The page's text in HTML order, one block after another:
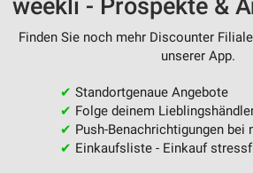
weekli - Prospekte &
Finden Sie noch mehr Discounter
unserer App.
✔ Standortgenaue Angebote
✔ Folge deinem
✔ Push-Benachrichtigungen bei
✔ Einkaufsliste - Einkauf